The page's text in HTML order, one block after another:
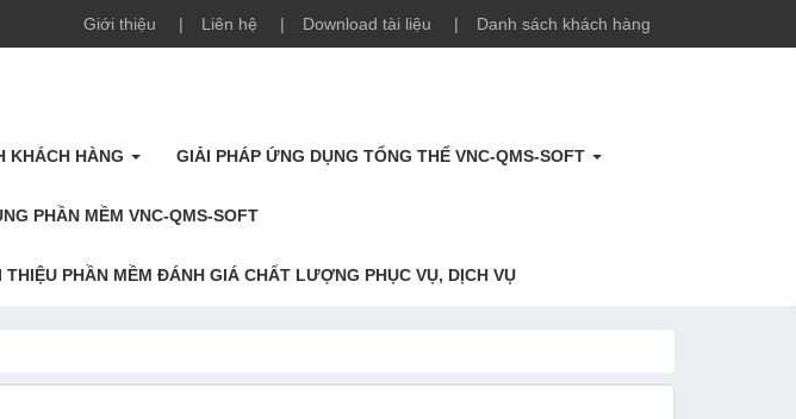
Giới thiệu Liên hệ Download tài liệu Danh sách khách hàng
KHÁCH HÀNG GIẢI PHÁP ỨNG DỤNG TỔNG THỂ VNC-QMS-SOFT
PHẦN MỀM VNC-QMS-SOFT
THIỆU PHẦN MỀM ĐÁNH GIÁ CHẤT LƯỢNG PHỤC VỤ, DỊCH VỤ